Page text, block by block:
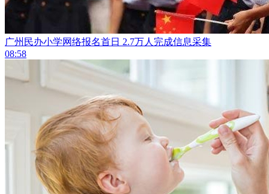
广州民办小学网络报名首日 2.7万人完成信息采集
08:58